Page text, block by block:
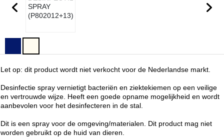
Let op: dit product wordt niet verkocht voor de Nederlandse markt.
Desinfectie spray vernietigt bacteriën en ziektekiemen op een veilige
en vertrouwde wijze. Heeft een goede opname mogelijkheid en wordt
aanbevolen voor het desinfecteren in de stal.
Dit is een spray voor de omgeving/materialen. Dit product mag niet
worden gebruikt op de huid van dieren.